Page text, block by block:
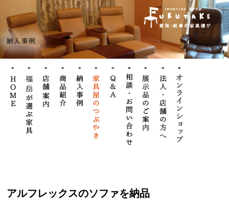
アルフレックスのソファを納品